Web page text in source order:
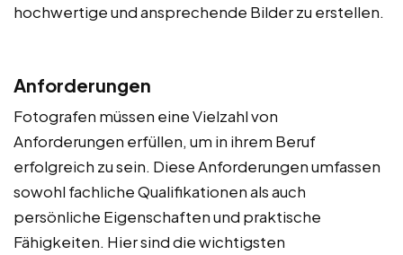
hochwertige und ansprechende Bilder zu erstellen.
Anforderungen
Fotografen müssen eine Vielzahl von
Anforderungen erfüllen, um in ihrem Beruf
erfolgreich zu sein. Diese Anforderungen umfassen
sowohl fachliche Qualifikationen als auch
persönliche Eigenschaften und praktische
Fähigkeiten. Hier sind die wichtigsten